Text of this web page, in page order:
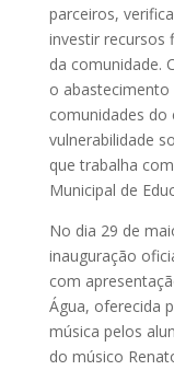
parceiros,
investir recursos
da comunidade.
o abastecimento
comunidades
vulnerabilidade
que trabalha
Municipal de
No dia 29 de
inauguração
com
Água, oferecida
música pelos
do músico